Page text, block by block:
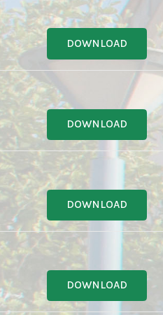
DOWNLOAD
DOWNLOAD
DOWNLOAD
DOWNLOAD